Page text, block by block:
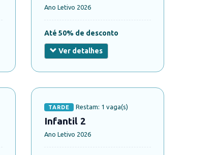
Ano Letivo 2026
Até 50% de desconto
Ver detalhes
TARDE Restam: 1 vaga(s)
Infantil 2
Ano Letivo 2026